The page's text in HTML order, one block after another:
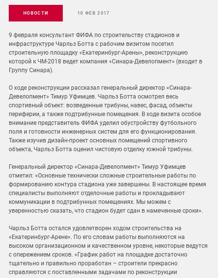
НОВОСТИ 10 ФЕВ 2017
9 февраля консультант ФИФА по строительству стадионов и
инфраструктуре Чарльз Ботта с рабочим визитом посетил
строительную площадку «Екатеринбург-Арены», реконструкцию
которой к ЧМ-2018 ведет компания «Синара-Девелопмент» (входит в
Группу Синара).
О ходе реконструкции рассказал генеральный директор «Синара-
Девелопмент» Тимур Уфимцев. Чарльз Ботта осмотрел весь
спортивный объект: возведенные трибуны, навес, фасад, объекты
периферии, а также подтрибунные помещения. В ходе визита особое
внимание представитель ФИФА уделил обустройству футбольного
поля и готовности инженерных систем для его функционирования.
Также изучив дизайн-проект основных помещений спортивного
объекта, Чарльз Ботта оценил чистовую отделку южной трибуны.
Генеральный директор «Синара-Девелопмент» Тимур Уфимцев
отметил: «Основные технически сложные строительные работы по
формированию контура стадиона уже завершены. В настоящее время
специалисты выполняют отделочные работы и прокладывают
коммуникации в подтрибунных помещениях. Мы можем с
уверенностью сказать, что стадион будет сдан в намеченные сроки».
Чарльз Ботта остался удовлетворен ходом строительства на
«Екатеринбург-Арене». По его словам работы выполняются на
высоком организационном и качественном уровне, некоторые ведутся
с опережением сроков. «График работ на площадке достаточно
тщательно и правильно проработан – строители прекрасно
справляются с поставленными задачами по реконструкции